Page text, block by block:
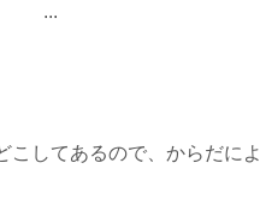
こしてあるので、からだによ